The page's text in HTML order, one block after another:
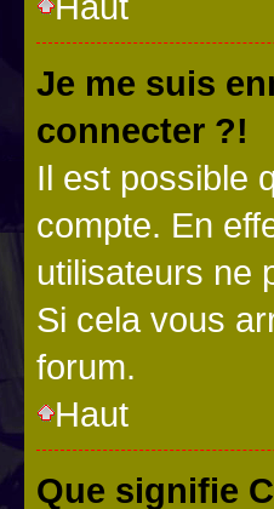
Je me suis
connecter ?!
Il est possible
compte. En
utilisateurs ne
Si cela vous
forum.
Haut
Que signifie